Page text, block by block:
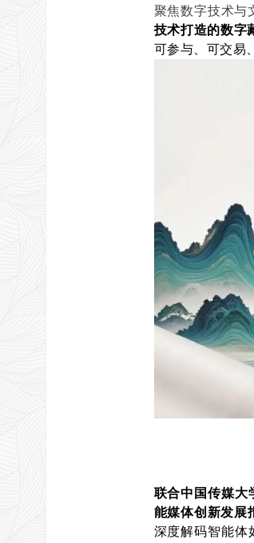
聚焦数字技术与
技术打造的数字
可参与、可交易
联合中国传媒大
能媒体创新发展
深度解码智能体